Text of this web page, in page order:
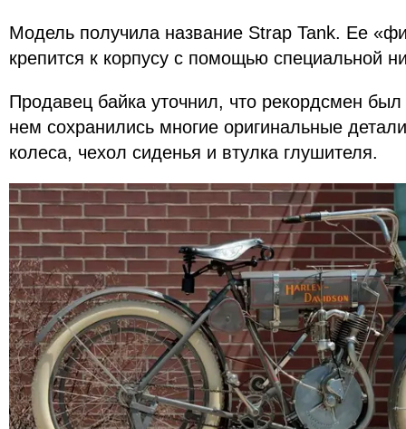
Модель получила название Strap Tank. Ее
крепится к корпусу с помощью специальной
Продавец байка уточнил, что рекордсмен
нем сохранились многие оригинальные
колеса, чехол сиденья и втулка глушителя.